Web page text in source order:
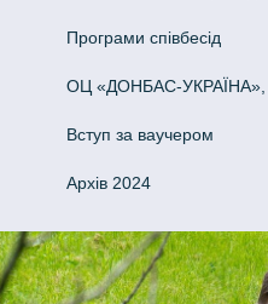
Програми співбесід
ОЦ «ДОНБАС-УКРАЇНА»,
Вступ за ваучером
Архів 2024